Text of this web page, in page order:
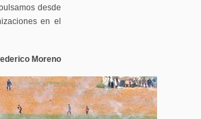
desde
en el
Moreno